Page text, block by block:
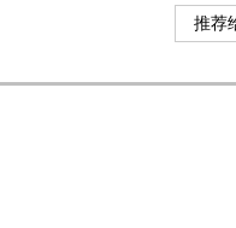
推荐